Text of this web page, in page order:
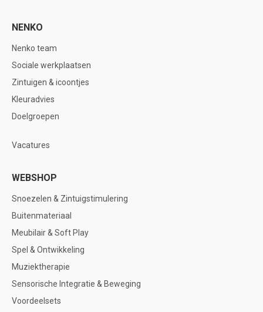
NENKO
Nenko team
Sociale werkplaatsen
Zintuigen & icoontjes
Kleuradvies
Doelgroepen
Vacatures
WEBSHOP
Snoezelen & Zintuigstimulering
Buitenmateriaal
Meubilair & Soft Play
Spel & Ontwikkeling
Muziektherapie
Sensorische Integratie & Beweging
Voordeelsets